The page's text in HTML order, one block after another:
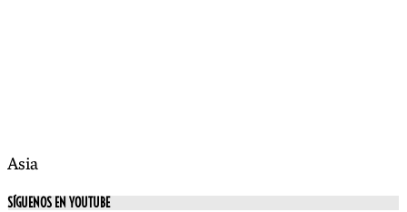
Asia
SÍGUENOS EN YOUTUBE